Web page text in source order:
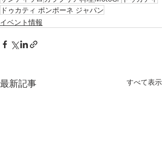
ドゥカティ ポンポーネ ジャパン
イベント情報
最新記事 すべて表示